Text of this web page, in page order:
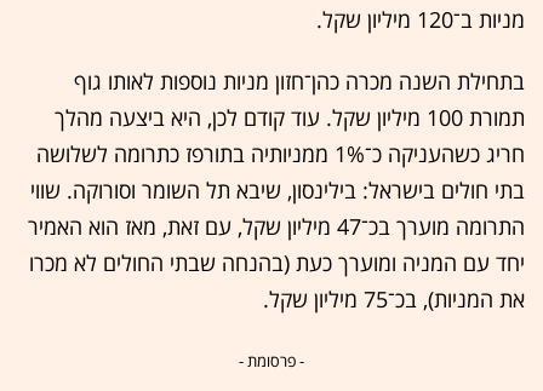
מניות ב־120 מיליון שקל.
בתחילת השנה מכרה כהן־חזון מניות נוספות לאותו גוף
תמורת 100 מיליון שקל. עוד קודם לכן, היא ביצעה מהלך
חריג כשהעניקה כ־1% ממניותיה בתורפז כתרומה לשלושה
בתי חולים בישראל: בילינסון, שיבא תל השומר וסורוקה. שווי
התרומה מוערך בכ־47 מיליון שקל, עם זאת, מאז הוא האמיר
יחד עם המניה ומוערך כעת (בהנחה שבתי החולים לא מכרו
את המניות), בכ־75 מיליון שקל.
- פרסומת -